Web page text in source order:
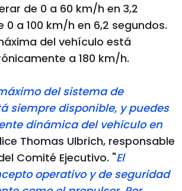
de 0 a 60 km/h en 3,2
0 a 100 km/h en 6,2 segundos.
del vehículo está
a 180 km/h.
del sistema de
siempre disponible, y puedes
dinámica del vehículo en
Thomas Ulbrich, responsable
Comité Ejecutivo. "El
operativo y de seguridad